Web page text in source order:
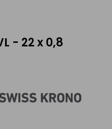
- 22 x 0,8